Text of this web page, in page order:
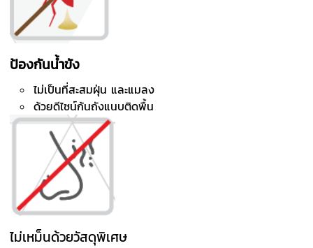
ป้องกันน้ำขัง
ไม่เป็นที่สะสมฝุ่น และแมลง
ด้วยดีไซน์ก้นถังแนบติดพื้น
ไม่เหม็นด้วยวัสดุพิเศษ